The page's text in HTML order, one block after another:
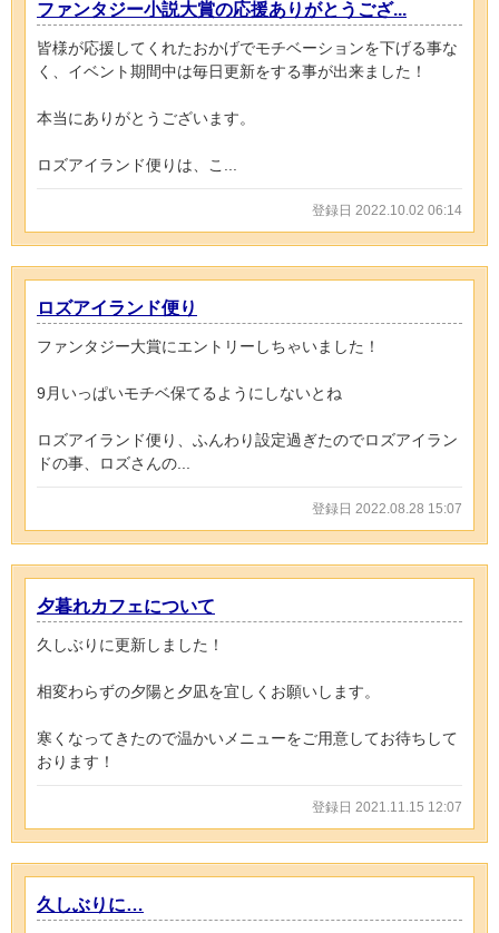
ファンタジー小説大賞の応援ありがとうござ...
皆様が応援してくれたおかげでモチベーションを下げる事な
く、イベント期間中は毎日更新をする事が出来ました！
本当にありがとうございます。
ロズアイランド便りは、こ...
登録日 2022.10.02 06:14
ロズアイランド便り
ファンタジー大賞にエントリーしちゃいました！
9月いっぱいモチベ保てるようにしないとね
ロズアイランド便り、ふんわり設定過ぎたのでロズアイラン
ドの事、ロズさんの...
登録日 2022.08.28 15:07
夕暮れカフェについて
久しぶりに更新しました！
相変わらずの夕陽と夕凪を宜しくお願いします。
寒くなってきたので温かいメニューをご用意してお待ちして
おります！
登録日 2021.11.15 12:07
久しぶりに…